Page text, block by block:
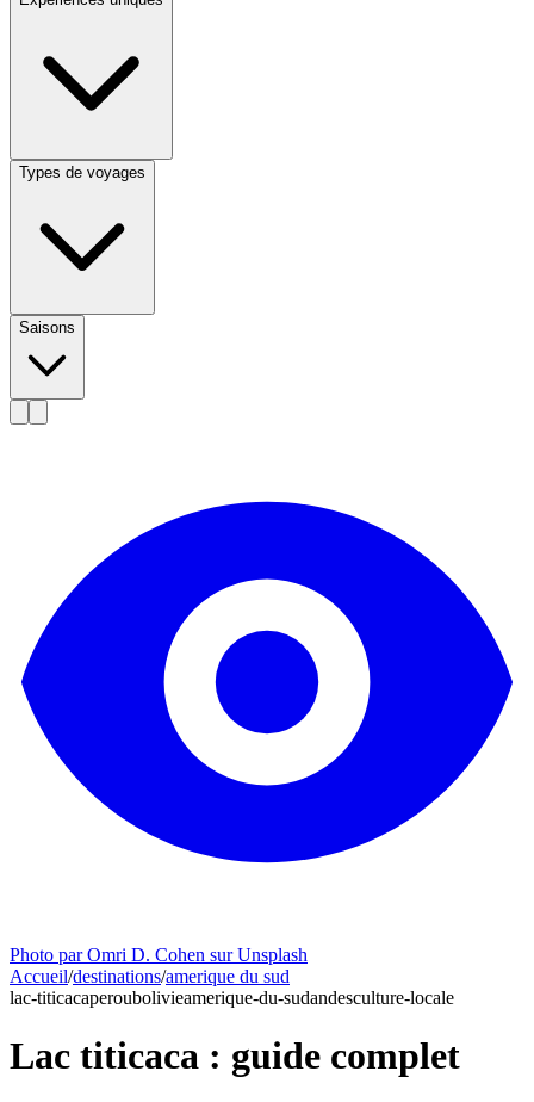
Types de voyages
Saisons
Photo par Omri D. Cohen sur Unsplash
Accueil/destinations/amerique du sud
lac-titicacaperoubolivieamerique-du-sudandesculture-locale
Lac titicaca : guide complet